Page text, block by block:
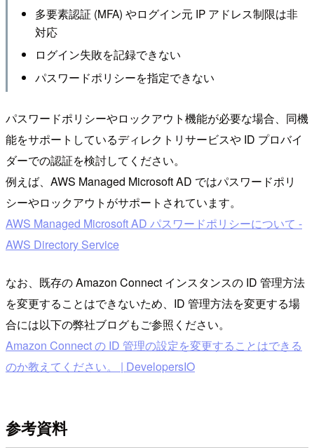
多要素認証 (MFA) やログイン元 IP アドレス制限は⾮
対応
ログイン失敗を記録できない
パスワードポリシーを指定できない
パスワードポリシーやロックアウト機能が必要な場合、同機
能をサポートしているディレクトリサービスや ID プロバイ
ダーでの認証を検討してください。
例えば、AWS Managed Microsoft AD ではパスワードポリ
シーやロックアウトがサポートされています。
AWS Managed Microsoft AD パスワードポリシーについて -
AWS Directory Service
なお、既存の Amazon Connect インスタンスの ID 管理方法
を変更することはできないため、ID 管理方法を変更する場
合には以下の弊社ブログもご参照ください。
Amazon Connect の ID 管理の設定を変更することはできる
のか教えてください。 | DevelopersIO
参考資料